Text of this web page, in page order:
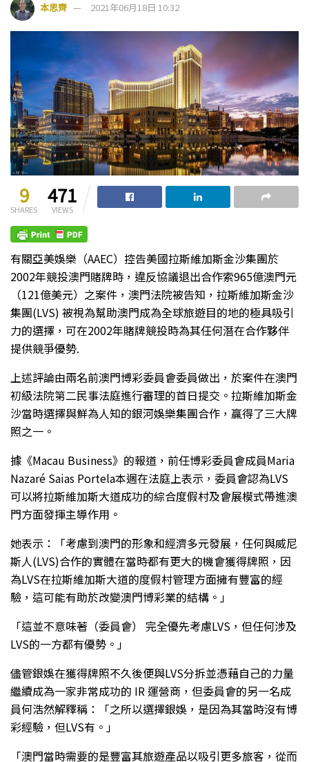
本思齊 2021年06月18日 10:32
9
SHARES
471
VIEWS
有關亞美娛樂（AAEC）控告美國拉斯維加斯金沙集團於
2002年競投澳門賭牌時，違反協議退出合作索965億澳門元
（121億美元）之案件，澳門法院被告知，拉斯維加斯金沙
集團(LVS) 被視為幫助澳門成為全球旅遊目的地的極具吸引
力的選擇，可在2002年賭牌競投時為其任何潛在合作夥伴
提供競爭優勢.
上述評論由兩名前澳門博彩委員會委員做出，於案件在澳門
初級法院第二民事法庭進行審理的首日提交。拉斯維加斯金
沙當時選擇與鮮為人知的銀河娛樂集團合作，贏得了三大牌
照之一。
據《Macau Business》的報道，前任博彩委員會成員Maria
Nazaré Saias Portela本週在法庭上表示，委員會認為LVS
可以將拉斯維加斯大道成功的綜合度假村及會展模式帶進澳
門方面發揮主導作用。
她表示：「考慮到澳門的形象和經濟多元發展，任何與威尼
斯人(LVS)合作的實體在當時都有更大的機會獲得牌照，因
為LVS在拉斯維加斯大道的度假村管理方面擁有豐富的經
驗，這可能有助於改變澳門博彩業的結構。」
「這並不意味著（委員會） 完全優先考慮LVS，但任何涉及
LVS的一方都有優勢。」
儘管銀娛在獲得牌照不久後便與LVS分拆並憑藉自己的力量
繼續成為一家非常成功的 IR 運營商，但委員會的另一名成
員何浩然解釋稱：「之所以選擇銀娛，是因為其當時沒有博
彩經驗，但LVS有。」
「澳門當時需要的是豐富其旅遊產品以吸引更多旅客，從而